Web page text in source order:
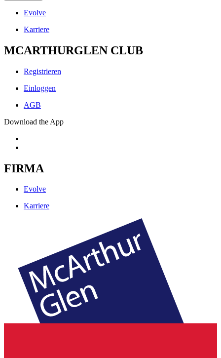
Evolve
Karriere
MCARTHURGLEN CLUB
Registrieren
Einloggen
AGB
Download the App
FIRMA
Evolve
Karriere